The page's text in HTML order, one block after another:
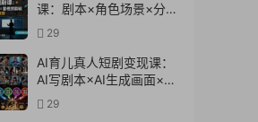
课：剧本×角色场景×分镜
×视频生成×音视频剪辑×
全流程实战×创意短片拆
解
29
AI育儿真人短剧变现课：
AI写剧本×AI生成画面×零
成本产出×伙伴计划×分成
计划×光合计划×商单收徒
29